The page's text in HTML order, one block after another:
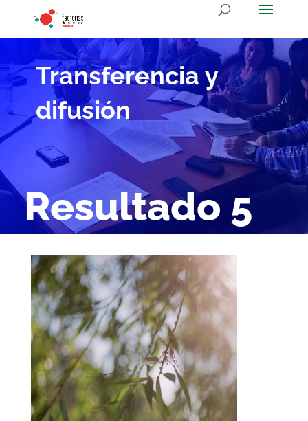
Transferencia y
difusión
Resultado 5